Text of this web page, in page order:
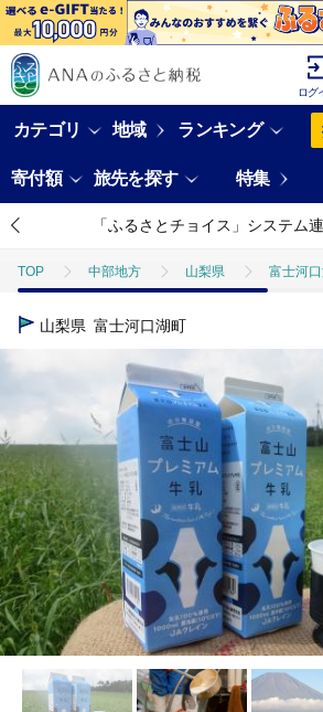
ログ
カテゴリ 地域 ランキング
寄付額 旅先を探す 特集
「ふるさとチョイス」システム
TOP 中部地方 山梨県 富士河
TOP
山梨県 富士河口湖町